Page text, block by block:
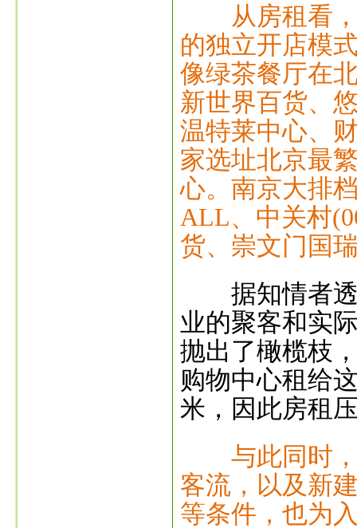
从房租看
的独立开店模
像绿茶餐厅在
新世界百货、
温特莱中心、
家选址北京最
心。南京大排
ALL、中关村
货、崇文门国
据知情者透
业的聚客和实
抛出了橄榄枝
购物中心租给
米，因此房租
与此同时
客流，以及新
等条件，也为